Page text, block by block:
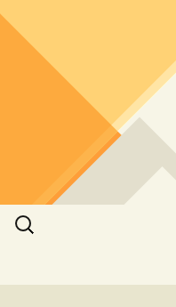
Rechercher :